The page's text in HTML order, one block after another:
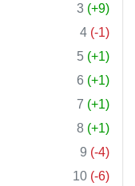
3 (+9)
4 (-1)
5 (+1)
6 (+1)
7 (+1)
8 (+1)
9 (-4)
10 (-6)